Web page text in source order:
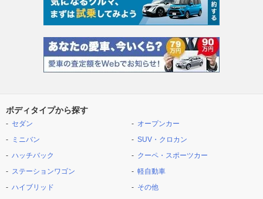
ボディタイプから探す
セダン
ミニバン
ハッチバック
ステーションワゴン
ハイブリッド
オープンカー
SUV・クロカン
クーペ・スポーツカー
軽自動車
その他